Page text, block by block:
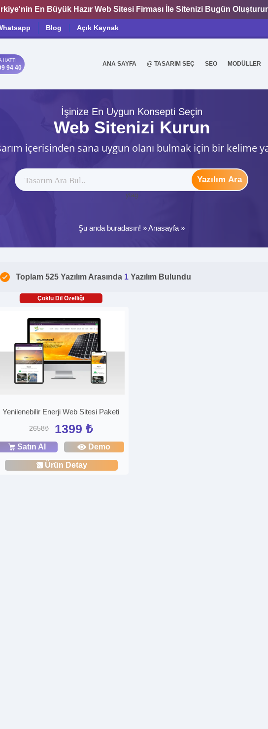
En Büyük Hazır Web Sitesi Firması İle Sitenizi Bugün
Blog Açık Kaynak
HATTI
94 40
ANA SAYFA @ TASARIM SEÇ SEO MODÜLLER
İşinize En Uygun Konsepti Seçin
Web Sitenizi Kurun
içerisinden sana uygun olanı bulmak için bir kelime
Yazılım Ara
ytag
Şu anda buradasın! »Anasayfa »
Toplam 525 Yazılım Arasında 1 Yazılım Bulundu
Çoklu Dil Özelliği
Yenilenebilir Enerji Web Sitesi Paketi
2658₺ 1399 ₺
Satın Al Demo
Ürün Detay